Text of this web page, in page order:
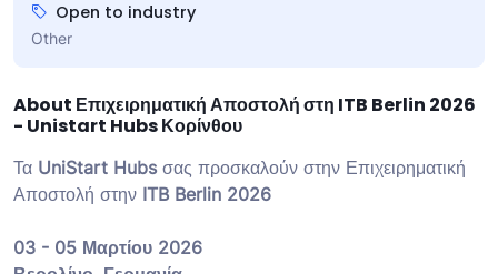
Open to industry
Other
About Επιχειρηματική Αποστολή στη ITB Berlin 2026
- Unistart Hubs Κορίνθου
Τα UniStart Hubsσας προσκαλούν στην Επιχειρηματική
Αποστολή στην ITB Berlin 2026
03 - 05 Μαρτίου 2026